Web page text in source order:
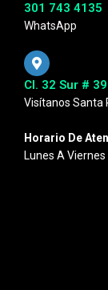
301 743 4135
WhatsApp
Cl. 32 Sur #
Visítanos Santa
Horario De
Lunes A Viernes